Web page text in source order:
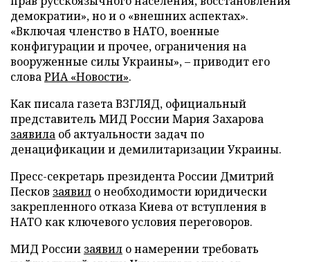
демократии», но и о «внешних аспектах».
«Включая членство в НАТО, военные
конфигурации и прочее, ограничения на
вооруженные силы Украины», – приводит его
словаРИА «Новости».
Как писала газета ВЗГЛЯД, официальный
представитель МИД России Мария Захарова
заявила об актуальности задач по
денацификации и демилитаризации Украины.
Пресс-секретарь президента России Дмитрий
Песков заявил о необходимости юридически
закрепленного отказа Киева от вступления в
НАТО как ключевого условия переговоров.
МИД России заявил о намерении требовать